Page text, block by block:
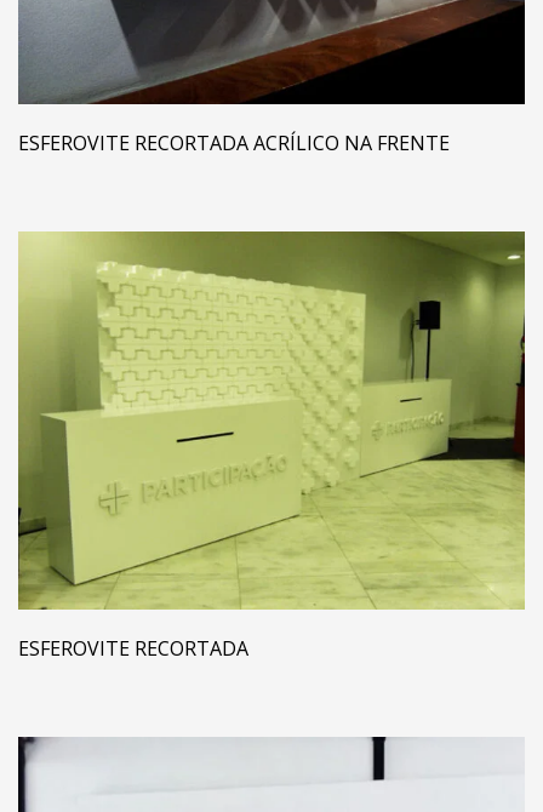
ESFEROVITE RECORTADA ACRÍLICO NA FRENTE
ESFEROVITE RECORTADA